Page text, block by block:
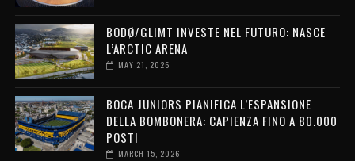
BODØ/GLIMT INVESTE NEL FUTURO: NASCE
L’ARCTIC ARENA
MAY 21, 2026
BOCA JUNIORS PIANIFICA L’ESPANSIONE
DELLA BOMBONERA: CAPIENZA FINO A 80.000
POSTI
MARCH 15, 2026